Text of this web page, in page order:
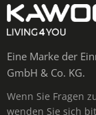
Eine Marke der
GmbH & Co. KG.
Wenn Sie Fragen
wenden Sie sich